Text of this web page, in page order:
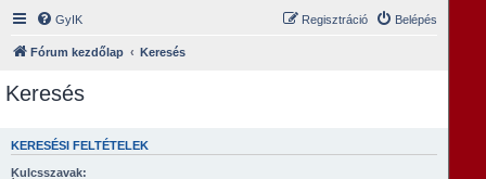
GyIK Belépés
Regisztráció
Fórum kezdőlap Keresés
Keresés
KERESÉSI FELTÉTELEK
Kulcsszavak: